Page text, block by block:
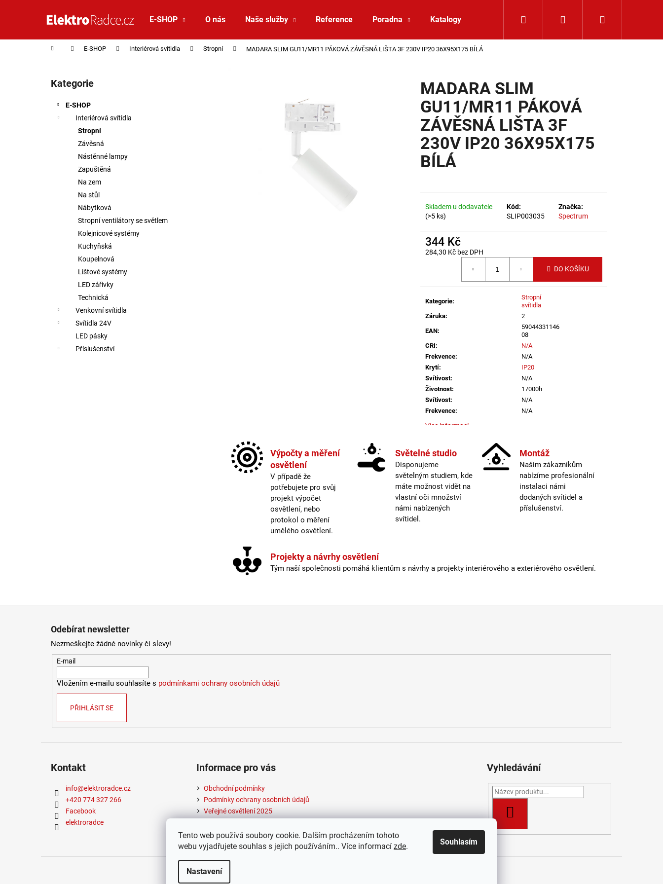
Tento web používá soubory cookie. Dalším procházením tohoto
webu vyjadřujete souhlas s jejich používáním.. Více informací zde.
Nastavení
Souhlasím
E-SHOP O nás Naše služby Reference Poradna Katalogy Přihlášení
Domů E-SHOP Interiérová svítidla Stropní MADARA SLIM GU11/MR11 PÁKOVÁ ZÁVĚSNÁ LIŠTA 3F 230V IP20 36X95X175 BÍLÁ
Přeskočit kategorie
Kategorie
E-SHOP
Interiérová svítidla
Stropní
Závěsná
Nástěnné lampy
Zapuštěná
Na zem
Na stůl
Nábytková
Stropní ventilátory se světlem
Kolejnicové systémy
Kuchyňská
Koupelnová
Lištové systémy
LED zářivky
Technická
Venkovní svítidla
Svítidla 24V
LED pásky
Příslušenství
MADARA SLIM
GU11/MR11 PÁKOVÁ
ZÁVĚSNÁ LIŠTA 3F
230V IP20 36X95X175
BÍLÁ
Skladem u dodavatele
(>5 ks)
Kód:
SLIP003035
Značka:
Spectrum
344 Kč
284,30 Kč bez DPH
DO KOŠÍKU
Kategorie:
Stropní
svítidla
Záruka:
2
EAN:
59044331146
08
CRI:
N/A
Frekvence:
N/A
Krytí:
IP20
Svítivost:
N/A
Životnost:
17000h
Svítivost:
N/A
Frekvence: N/A
Více informací
Krytí:
IP20
CRI: N/A
Méně informací
Výpočty a měření
osvětlení
V případě že
potřebujete pro svůj
projekt výpočet
osvětlení, nebo
protokol o měření
umělého osvětlení.
Světelné studio
Disponujeme
světelným studiem, kde
máte možnost vidět na
vlastní oči množství
námi nabízených
svítidel.
Montáž
Našim zákazníkům
nabízíme profesionální
instalaci námi
dodaných svítidel a
příslušenství.
Projekty a návrhy osvětlení
Tým naší společnosti pomáhá klientům s návrhy a projekty interiérového a exteriérového osvětlení.
Zpět
do
Zpět
do
Co potřebujete najít?
Doporučujeme
VÝPRODEJ VZORKU - LED2 STROPNÍ
SVÍTIDLO MONO SLIM 40, B 30W 2CCT
3000K/4000K ČERNÁ - LED2 LIGHTING
2 632 Kč
SAUNA LED PÁSEK 24V RGBW 9,6W IP65
BALENÍ: 10M BALENÍ
Odebírat newsletter
Nezmeškejte žádné novinky či slevy!
E-mail
Vložením e-mailu souhlasíte s podmínkami ochrany osobních údajů
PŘIHLÁSIT SE
Kontakt
info@elektroradce.cz
+420 774 327 266
Facebook
elektroradce
Informace pro vás
Obchodní podmínky
Podmínky ochrany osobních údajů
Veřejné osvětlení 2025
Vyhledávání